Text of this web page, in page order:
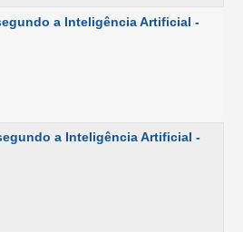
a Inteligência Artificial -
a Inteligência Artificial -